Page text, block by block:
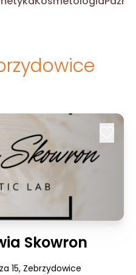
Skowron
15, Zebrzydowice